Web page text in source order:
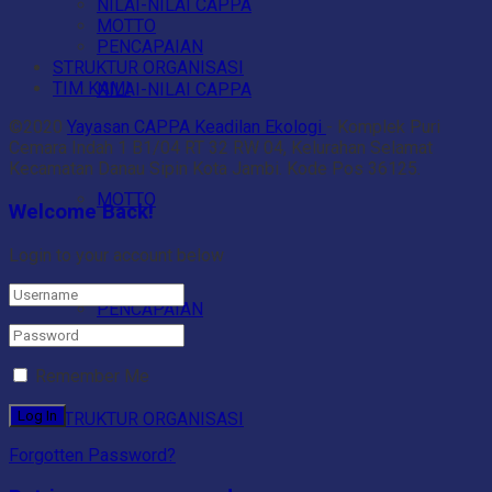
NILAI-NILAI CAPPA
MOTTO
PENCAPAIAN
STRUKTUR ORGANISASI
NILAI-NILAI CAPPA
MOTTO
PENCAPAIAN
STRUKTUR ORGANISASI
TIM KAMI
©2020 Yayasan CAPPA Keadilan Ekologi - Komplek Puri
Cemara Indah 1 B1/04 RT 32 RW 04, Kelurahan Selamat
Kecamatan Danau Sipin Kota Jambi. Kode Pos 36125.
Welcome Back!
Login to your account below
Remember Me
Forgotten Password?